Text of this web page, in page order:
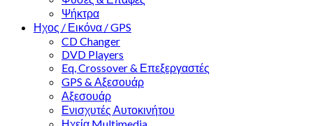
Ψήκτρα
Ηχος / Εικόνα / GPS
CD Changer
DVD Players
Eq, Crossover & Επεξεργαστές
GPS & Αξεσουάρ
Αξεσουάρ
Ενισχυτές Αυτοκινήτου